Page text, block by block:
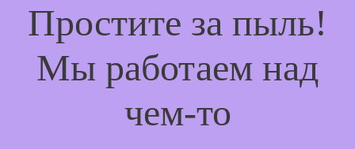
Простите за пыль!
Мы работаем над
чем-то